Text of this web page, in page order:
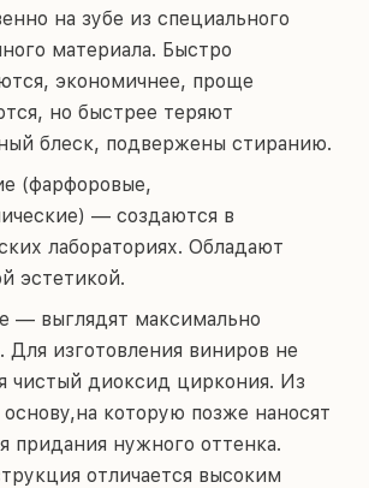
на зубе из специального
материала. Быстро
экономичнее, проще
но быстрее теряют
блеск, подвержены стиранию.
(фарфоровые,
— создаются в
лабораториях. Обладают
эстетикой.
— выглядят максимально
Для изготовления виниров не
чистый диоксид циркония. Из
которую позже наносят
придания нужного оттенка.
отличается высоким